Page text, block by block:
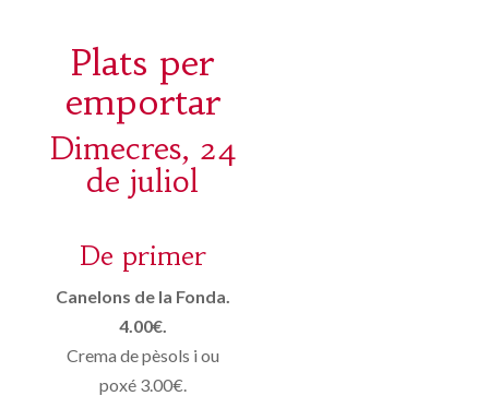
Plats per
emportar
Dimecres, 24
de juliol
De primer
Canelons de la Fonda.
4.00€.
Crema de pèsols i ou
poxé 3.00€.